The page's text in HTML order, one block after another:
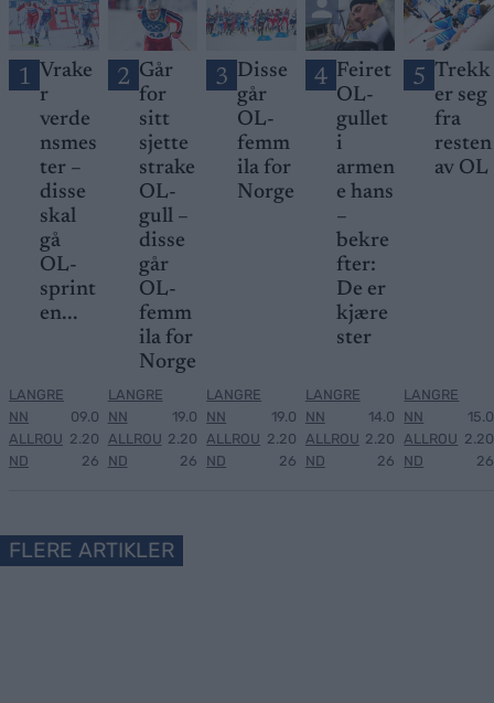
1 Vrake
r
verde
nsmes
ter –
disse
skal
gå
OL-
sprint
en...
LANGRE
NN
ALLROU
ND
09.0
2.20
26
2 Går
for
sitt
sjette
strake
OL-
gull –
disse
går
OL-
femm
ila for
Norge
LANGRE
NN
ALLROU
ND
19.0
2.20
26
3 Disse
går
OL-
femm
ila for
Norge
LANGRE
NN
ALLROU
ND
19.0
2.20
26
4 Feiret
OL-
gullet
i
armen
e hans
–
bekre
fter:
De er
kjære
ster
LANGRE
NN
ALLROU
ND
14.0
2.20
26
5 Trekk
er seg
fra
resten
av OL
LANGRE
NN
ALLROU
ND
15.0
2.20
26
FLERE ARTIKLER